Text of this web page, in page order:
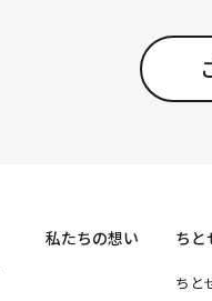
私たちの想い ちと
ちと